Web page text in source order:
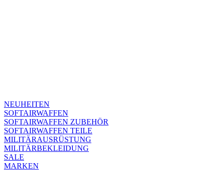
NEUHEITEN
SOFTAIRWAFFEN
SOFTAIRWAFFEN ZUBEHÖR
SOFTAIRWAFFEN TEILE
MILITÄRAUSRÜSTUNG
MILITÄRBEKLEIDUNG
SALE
MARKEN